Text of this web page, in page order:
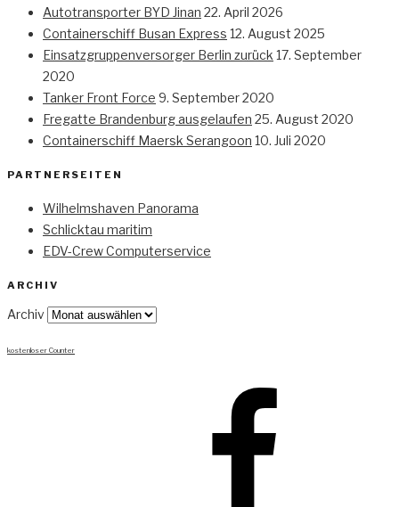
Autotransporter BYD Jinan 22. April 2026
Containerschiff Busan Express 12. August 2025
Einsatzgruppenversorger Berlin zurück 17. September
2020
Tanker Front Force 9. September 2020
Fregatte Brandenburg ausgelaufen 25. August 2020
Containerschiff Maersk Serangoon 10. Juli 2020
PARTNERSEITEN
Wilhelmshaven Panorama
Schlicktau maritim
EDV-Crew Computerservice
ARCHIV
Archiv
kostenloser Counter